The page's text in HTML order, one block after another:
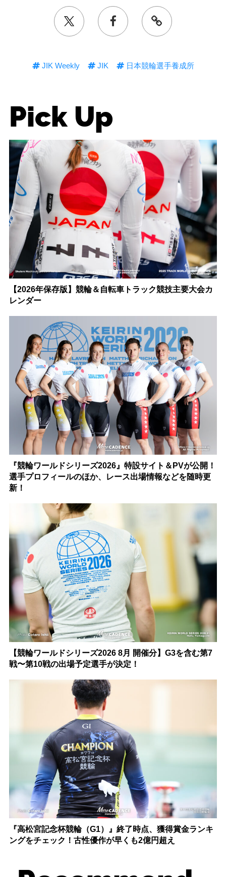
JIK Weekly JIK 日本競輪選手養成所
Pick Up
【2026年保存版】競輪＆自転車トラック競技主要大会カ
レンダー
『競輪ワールドシリーズ2026』特設サイト＆PVが公開！
選手プロフィールのほか、レース出場情報などを随時更
新！
【競輪ワールドシリーズ2026 8月 開催分】G3を含む第7
戦〜第10戦の出場予定選手が決定！
『高松宮記念杯競輪（G1）』終了時点、獲得賞金ランキ
ングをチェック！古性優作が早くも2億円超え